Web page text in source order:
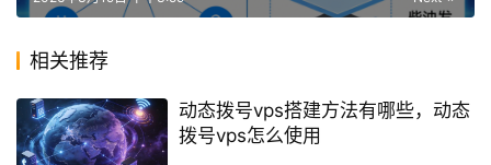
Previous 2026年3月19日 下午3:43
珠中江同城核心｜中山家电 + 灯饰双引擎 IDC 方案_中
Next
2026年3月19日 下午3:59